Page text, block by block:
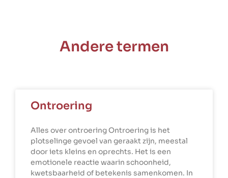
Andere termen
Ontroering
Alles over ontroering Ontroering is het
plotselinge gevoel van geraakt zijn, meestal
door iets kleins en oprechts. Het is een
emotionele reactie waarin schoonheid,
kwetsbaarheid of betekenis samenkomen. In